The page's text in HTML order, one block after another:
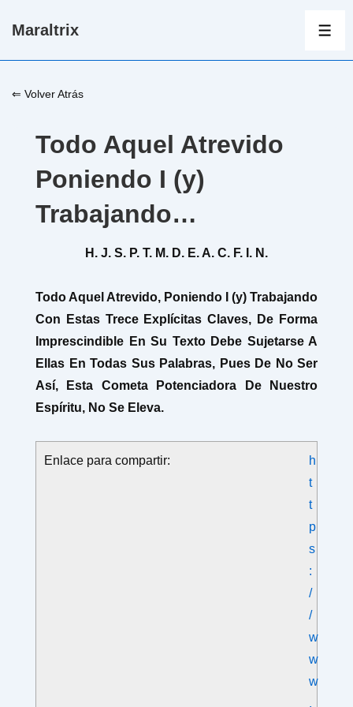
Saltar
principal
Maraltrix
⇐ Volver Atrás
Todo Aquel Atrevido
Poniendo I (y)
Trabajando…
H. J. S. P. T. M. D. E. A. C. F. I. N.
Todo Aquel Atrevido, Poniendo I (y) Trabajando
Con Estas Trece Explícitas Claves, De Forma
Imprescindible En Su Texto Debe Sujetarse A
Ellas En Todas Sus Palabras, Pues De No Ser
Así, Esta Cometa Potenciadora De Nuestro
Espíritu, No Se Eleva.
Enlace para compartir:
h
t
t
p
s
:
/
/
w
w
w
.